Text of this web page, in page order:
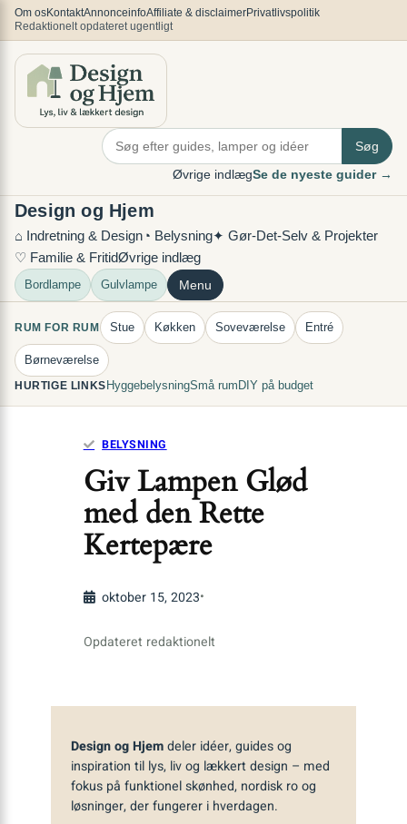
Spring
til
indhold
Om osKontaktAnnonceinfoAffiliate & disclaimerPrivatlivspolitik
Redaktionelt opdateret ugentligt
Søg
Øvrige indlægSe de nyeste guider →
Design og Hjem
⌂ Indretning & Design ◔ Belysning✦ Gør-Det-Selv & Projekter
♡ Familie & FritidØvrige indlæg
Bordlampe Gulvlampe Menu
RUM FOR RUM Stue Køkken Soveværelse Entré
Børneværelse
HURTIGE LINKS HyggebelysningSmå rum DIY på budget
BELYSNING
Giv Lampen Glød
med den Rette
Kertepære
oktober 15, 2023•
Opdateret redaktionelt
Design og Hjemdeler idéer, guides og
inspiration til lys, liv og lækkert design – med
fokus på funktionel skønhed, nordisk ro og
løsninger, der fungerer i hverdagen.